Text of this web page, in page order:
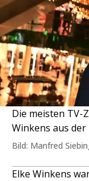
Die meisten TV-
Winkens aus der
Bild: Manfred
Elke Winkens